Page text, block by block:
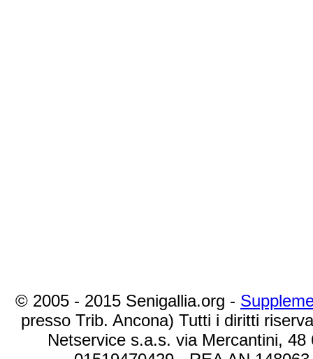
© 2005 - 2015 Senigallia.org -
presso Trib. Ancona) Tutti i diritti
Netservice s.a.s. via Mercantini,